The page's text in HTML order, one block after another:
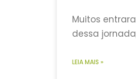
Muitos
dessa
LEIA MAIS »